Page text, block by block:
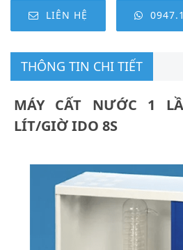
LIÊN HỆ
THÔNG TIN CHI TIẾT
MÁY CẤT NƯỚC 1
LÍT/GIỜ IDO 8S